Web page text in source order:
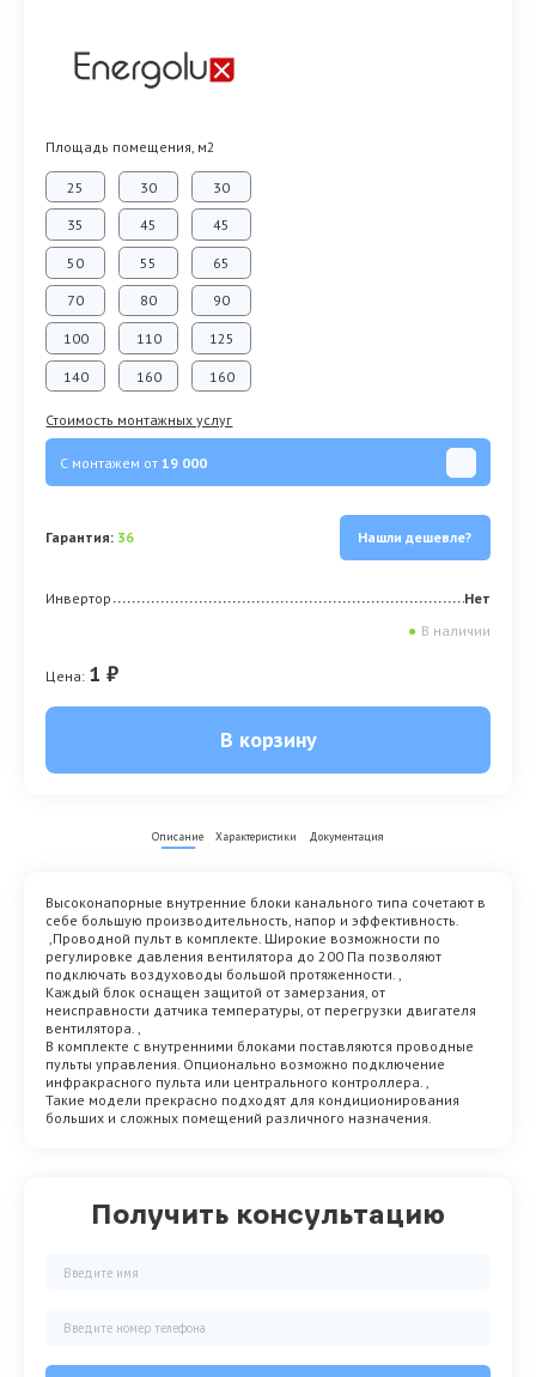
Площадь помещения, м2
25 30 30
35 45 45
50 55 65
70 80 90
100 110 125
140 160 160
Стоимость монтажных услуг
С монтажем от19 000
Гарантия: 36 Нашли дешевле?
Инвертор
Нет
● В наличии
Цена: 1 ₽
В корзину
Получить консультацию
Описание Характеристики Документация
Высоконапорные внутренние блоки канального типа сочетают в
себе большую производительность, напор и эффективность.
,Проводной пульт в комплекте. Широкие возможности по
регулировке давления вентилятора до 200 Па позволяют
подключать воздуховоды большой протяженности. ,
Каждый блок оснащен защитой от замерзания, от
неисправности датчика температуры, от перегрузки двигателя
вентилятора. ,
В комплекте с внутренними блоками поставляются проводные
пульты управления. Опционально возможно подключение
инфракрасного пульта или центрального контроллера. ,
Такие модели прекрасно подходят для кондиционирования
больших и сложных помещений различного назначения.